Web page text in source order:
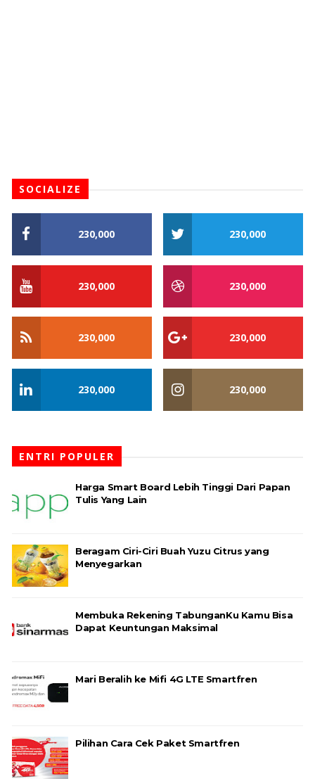
SOCIALIZE
230,000 230,000
230,000 230,000
230,000 230,000
230,000 230,000
ENTRI POPULER
Harga Smart Board Lebih Tinggi Dari Papan
Tulis Yang Lain
Beragam Ciri-Ciri Buah Yuzu Citrus yang
Menyegarkan
Membuka Rekening TabunganKu Kamu Bisa
Dapat Keuntungan Maksimal
Mari Beralih ke Mifi 4G LTE Smartfren
Pilihan Cara Cek Paket Smartfren